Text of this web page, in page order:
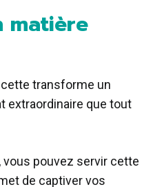
matière
transforme un
extraordinaire que tout
pouvez servir cette
de captiver vos